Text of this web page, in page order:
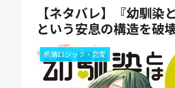
【ネタバレ】『幼馴染
という安息の構造を破
感情ロジック・恋愛